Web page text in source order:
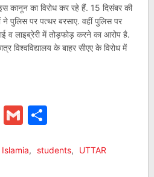
कानून का विरोध कर रहे हैं. 15 दिसंबर की
ने पुलिस पर पत्थर बरसाए. वहीं पुलिस पर
व लाइब्रेरी में तोड़फोड़ करने का आरोप है.
विश्वविद्यालय के बाहर सीएए के विरोध में
GmailShare
, students,
UTTAR